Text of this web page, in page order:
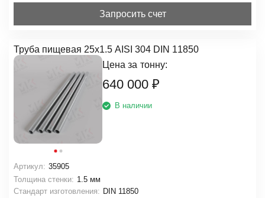
Запросить счет
Труба пищевая 25х1.5 AISI 304 DIN 11850
Цена за тонну:
640 000 ₽
В наличии
Артикул: 35905
Толщина стенки: 1.5 мм
Стандарт изготовления: DIN 11850